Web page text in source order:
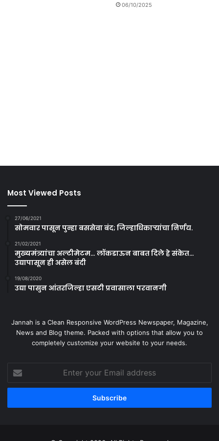
06/10/2025
Most Viewed Posts
27/06/2021
सोमवार पासून पुन्हा बससेवा बंद; जिल्हाधिकाऱ्यांचा निर्णय.
21/02/2021
मुख्यमंत्र्यांचा अल्टीमेटम… लॉकडाऊन बाबत दिले हे संकेत…
उद्यापासून ही असेल बंदी
19/08/2020
उद्या पासुन आंतरजिल्हा एसटी प्रवासाला परवानगी
Jannah is a Clean Responsive WordPress Newspaper, Magazine,
News and Blog theme. Packed with options that allow you to
completely customize your website to your needs.
your
Email